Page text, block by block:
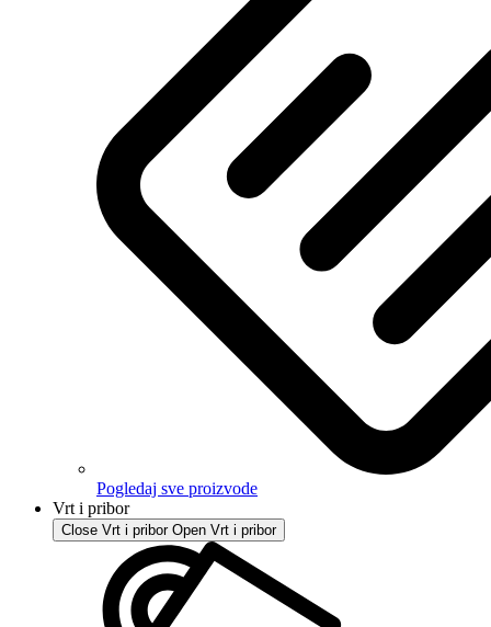
Pogledaj sve proizvode
Vrt i pribor
Close Vrt i pribor Open Vrt i pribor